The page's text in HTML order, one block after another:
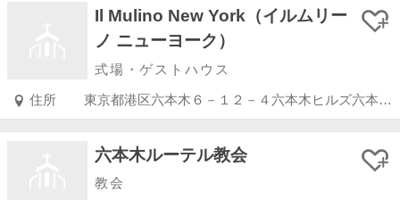
Il Mulino New York（イルムリー
ノ ニューヨーク）
式場・ゲストハウス
住所 東京都港区六本木６－１２－４六本木ヒルズ六本木けやき坂通り
六本木ルーテル教会
教会